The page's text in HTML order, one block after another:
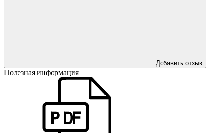
Добавить отзыв
Полезная информация